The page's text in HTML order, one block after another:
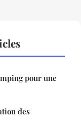
pour une
des